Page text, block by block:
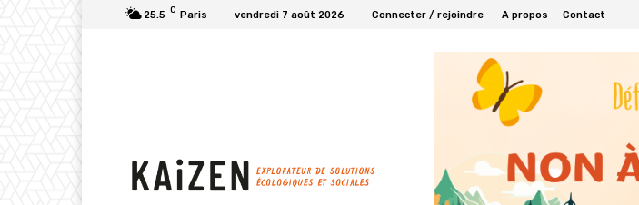
25.5 C Paris vendredi 7 août 2026 Connecter / rejoindre A propos Contact